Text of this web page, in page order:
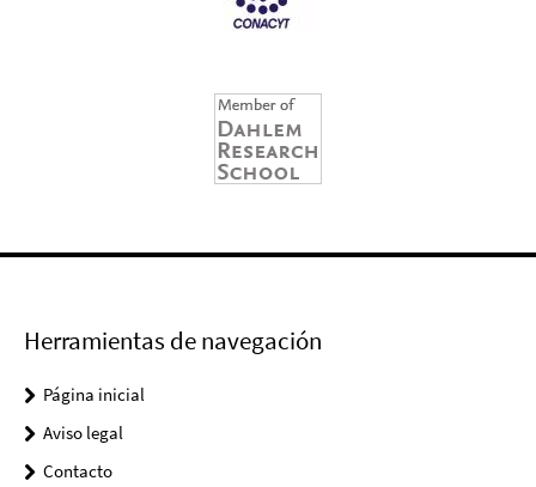
Herramientas de navegación
Página inicial
Aviso legal
Contacto